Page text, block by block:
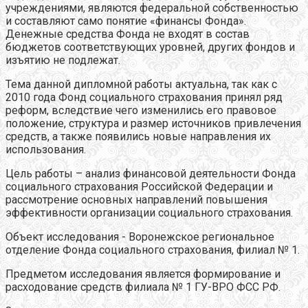
учреждениями, являются федеральной собственностью
и составляют само понятие «финансы Фонда».
Денежные средства Фонда не входят в состав
бюджетов соответствующих уровней, других фондов и
изъятию не подлежат.
Тема данной дипломной работы актуальна, так как с
2010 года Фонд социального страхования принял ряд
реформ, вследствие чего изменились его правовое
положение, структура и размер источников привлечения
средств, а также появились новые направления их
использования.
Цель работы – анализ финансовой деятельности Фонда
социального страхования Российской Федерации и
рассмотрение основных направлений повышения
эффективности организации социального страхования.
Объект исследования - Воронежское региональное
отделение Фонда социального страхования, филиал № 1.
Предметом исследования является формирование и
расходование средств филиала № 1 ГУ-ВРО ФСС РФ.